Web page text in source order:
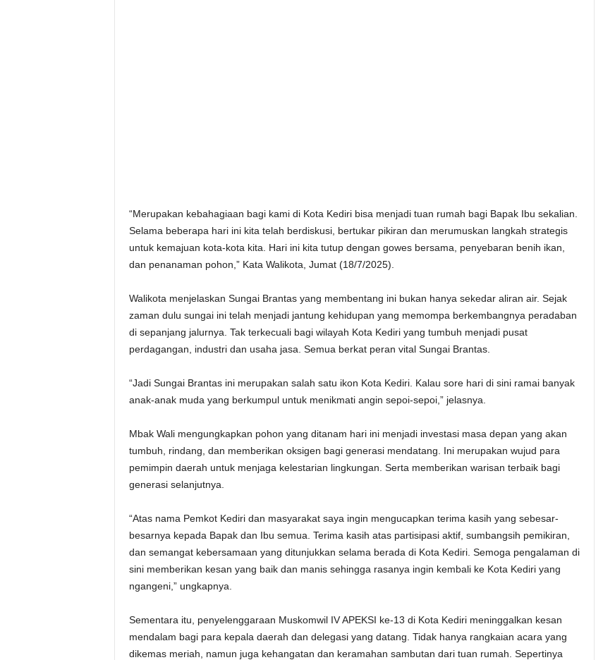
“Merupakan kebahagiaan bagi kami di Kota Kediri bisa menjadi tuan rumah bagi Bapak Ibu sekalian.
Selama beberapa hari ini kita telah berdiskusi, bertukar pikiran dan merumuskan langkah strategis
untuk kemajuan kota-kota kita. Hari ini kita tutup dengan gowes bersama, penyebaran benih ikan,
dan penanaman pohon,” Kata Walikota, Jumat (18/7/2025).
Walikota menjelaskan Sungai Brantas yang membentang ini bukan hanya sekedar aliran air. Sejak
zaman dulu sungai ini telah menjadi jantung kehidupan yang memompa berkembangnya peradaban
di sepanjang jalurnya. Tak terkecuali bagi wilayah Kota Kediri yang tumbuh menjadi pusat
perdagangan, industri dan usaha jasa. Semua berkat peran vital Sungai Brantas.
“Jadi Sungai Brantas ini merupakan salah satu ikon Kota Kediri. Kalau sore hari di sini ramai banyak
anak-anak muda yang berkumpul untuk menikmati angin sepoi-sepoi,” jelasnya.
Mbak Wali mengungkapkan pohon yang ditanam hari ini menjadi investasi masa depan yang akan
tumbuh, rindang, dan memberikan oksigen bagi generasi mendatang. Ini merupakan wujud para
pemimpin daerah untuk menjaga kelestarian lingkungan. Serta memberikan warisan terbaik bagi
generasi selanjutnya.
“Atas nama Pemkot Kediri dan masyarakat saya ingin mengucapkan terima kasih yang sebesar-
besarnya kepada Bapak dan Ibu semua. Terima kasih atas partisipasi aktif, sumbangsih pemikiran,
dan semangat kebersamaan yang ditunjukkan selama berada di Kota Kediri. Semoga pengalaman di
sini memberikan kesan yang baik dan manis sehingga rasanya ingin kembali ke Kota Kediri yang
ngangeni,” ungkapnya.
Sementara itu, penyelenggaraan Muskomwil IV APEKSI ke-13 di Kota Kediri meninggalkan kesan
mendalam bagi para kepala daerah dan delegasi yang datang. Tidak hanya rangkaian acara yang
dikemas meriah, namun juga kehangatan dan keramahan sambutan dari tuan rumah. Sepertinya